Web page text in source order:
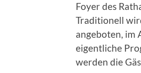
Foyer des
Traditionell
angeboten, im
eigentliche
werden die